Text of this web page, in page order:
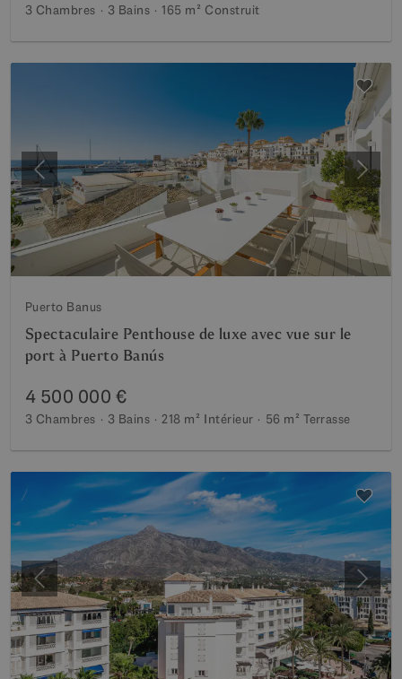
3 Chambres 3 Bains 165 m² Construit
Précédent
Puerto Banus
Spectaculaire Penthouse de luxe avec vue sur le
port à Puerto Banús
4 500 000 €
3 Chambres 3 Bains 218 m² Intérieur 56 m² Terrasse
Précédent